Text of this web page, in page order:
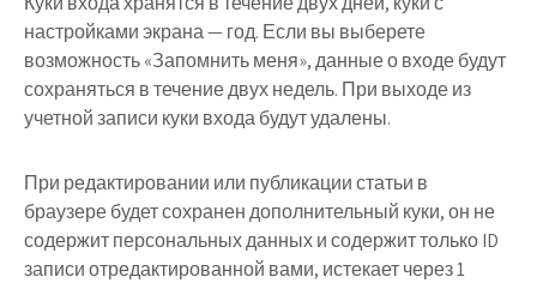
настройками экрана — год. Если вы выберете
возможность «Запомнить меня», данные о входе будут
сохраняться в течение двух недель. При выходе из
учетной записи куки входа будут удалены.
При редактировании или публикации статьи в
браузере будет сохранен дополнительный куки, он не
содержит персональных данных и содержит только ID
записи отредактированной вами, истекает через 1